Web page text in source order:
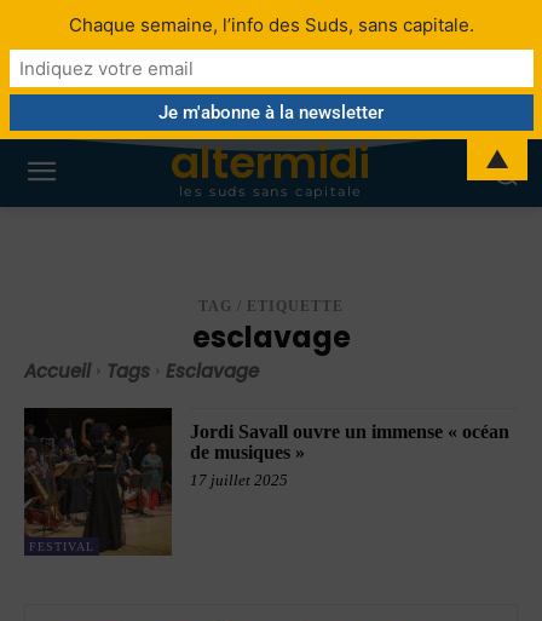
altermidi
les suds sans capitale
TAG / ETIQUETTE
esclavage
Accueil Tags Esclavage
FESTIVAL
Jordi Savall ouvre un immense « océan
de musiques »
17 juillet 2025
Chaque semaine, l’info des Suds, sans capitale.
▲